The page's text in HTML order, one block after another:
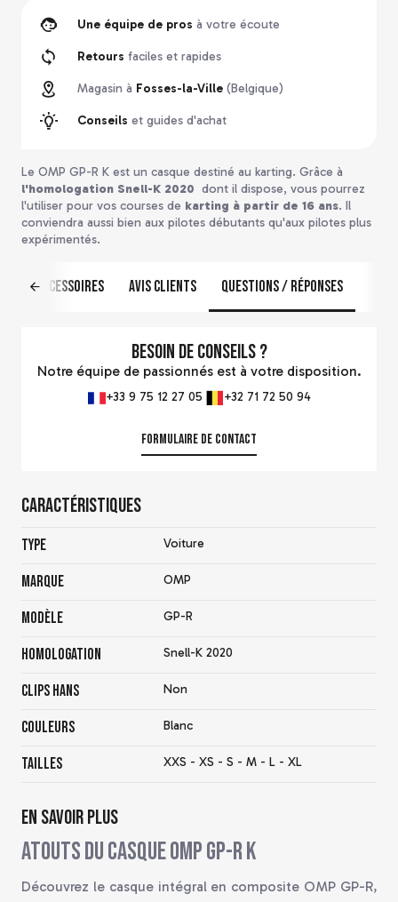
Une équipe de pros à votre écoute
Retours faciles et rapides
Magasin à Fosses-la-Ville(Belgique)
Conseils et guides d'achat
Le OMP GP-R K est un casque destiné au karting. Grâce à
l'homologation Snell-K 2020 dont il dispose, vous pourrez
l'utiliser pour vos courses de karting à partir de 16 ans. Il
conviendra aussi bien aux pilotes débutants qu'aux pilotes plus
expérimentés.
Accessoires Avis clients Questions / Réponses
Besoin de conseils ?
Notre équipe de passionnés est à votre disposition.
+33 9 75 12 27 05 +32 71 72 50 94
Formulaire de contact
Caractéristiques
Type Voiture
Marque OMP
Modèle GP-R
Homologation Snell-K 2020
Clips Hans Non
Couleurs Blanc
Tailles XXS - XS - S - M - L - XL
En savoir plus
Atouts du casque OMP GP-R K
Découvrez le casque intégral en composite OMP GP-R,